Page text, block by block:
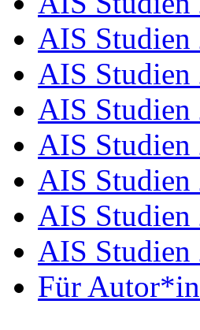
AIS Studien
AIS Studien
AIS Studien
AIS Studien
AIS Studien
AIS Studien
AIS Studien
Für